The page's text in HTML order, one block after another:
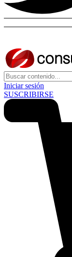
Iniciar sesión
SUSCRIBIRSE